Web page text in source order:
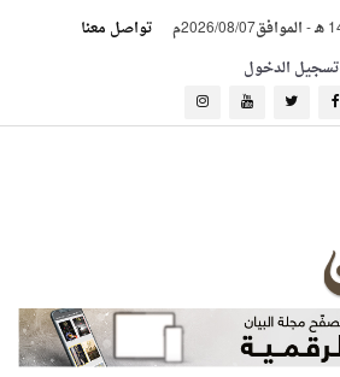
-الموافق2026/08/07م
تواصل معنا
تسجيل الدخول